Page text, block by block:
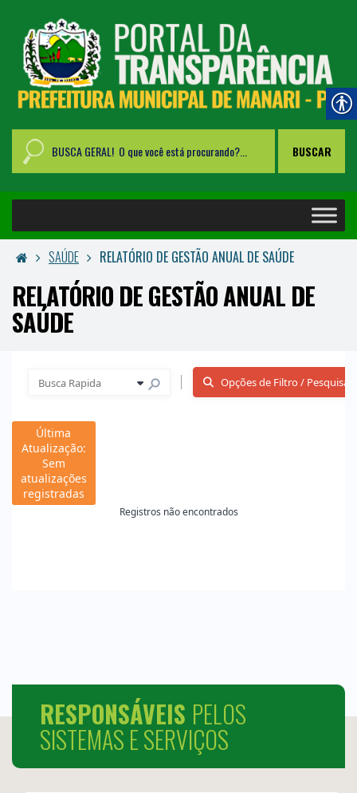
SAÚDE RELATÓRIO DE GESTÃO ANUAL DE SAÚDE
RELATÓRIO DE GESTÃO ANUAL DE
SAÚDE
RESPONSÁVEIS PELOS
SISTEMAS E SERVIÇOS